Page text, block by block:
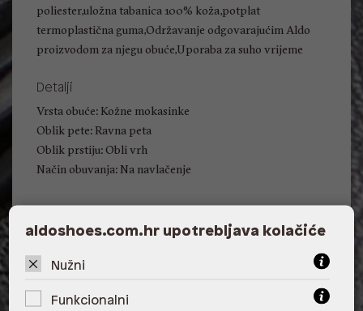
poliester,uložna tabanica 100% koža,potplat
termoplastična guma,Održavanje odgovarajućim Aldo
proizvodom za njegu obuće,Uporaba za suho vrijeme
Detalji
Vrsta obuće: Kožne mokasinke
Oblik pete: Ravna peta
Oblik prstiju: Obli vrh
Način obuvanja: Na navlačenje
Visina pete: 1.91 cm
aldoshoes.com.hr upotrebljava kolačiće
Nužni
Funkcionalni